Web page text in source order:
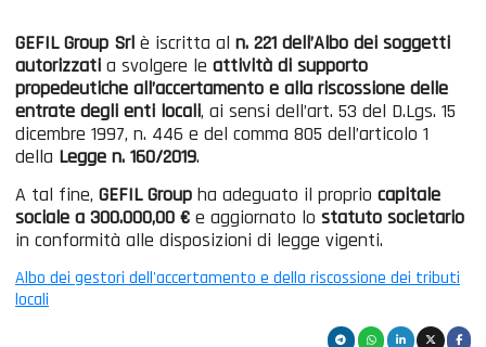
GEFIL Group Srl è iscritta al n. 221 dell’Albo dei soggetti
autorizzati a svolgere le attività di supporto
propedeutiche all’accertamento e alla riscossione delle
entrate degli enti locali, ai sensi dell’art. 53 del D.Lgs. 15
dicembre 1997, n. 446 e del comma 805 dell’articolo 1
della Legge n. 160/2019.
A tal fine, GEFIL Group ha adeguato il proprio capitale
sociale a 300.000,00 € e aggiornato lo statuto societario
in conformità alle disposizioni di legge vigenti.
Albo dei gestori dell'accertamento e della riscossione dei tributi
locali